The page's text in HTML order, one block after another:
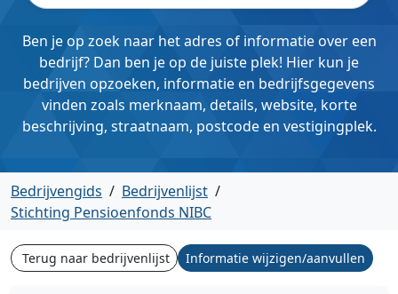
Ben je op zoek naar het adres of informatie over een
bedrijf? Dan ben je op de juiste plek! Hier kun je
bedrijven opzoeken, informatie en bedrijfsgegevens
vinden zoals merknaam, details, website, korte
beschrijving, straatnaam, postcode en vestigingplek.
Bedrijvengids / Bedrijvenlijst /
Stichting Pensioenfonds NIBC
Terug naar bedrijvenlijst Informatie wijzigen/aanvullen